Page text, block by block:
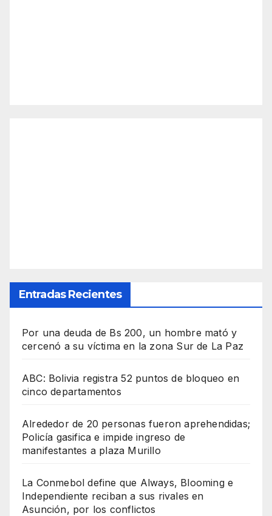
Entradas Recientes
Por una deuda de Bs 200, un hombre mató y
cercenó a su víctima en la zona Sur de La Paz
ABC: Bolivia registra 52 puntos de bloqueo en
cinco departamentos
Alrededor de 20 personas fueron aprehendidas;
Policía gasifica e impide ingreso de
manifestantes a plaza Murillo
La Conmebol define que Always, Blooming e
Independiente reciban a sus rivales en
Asunción, por los conflictos